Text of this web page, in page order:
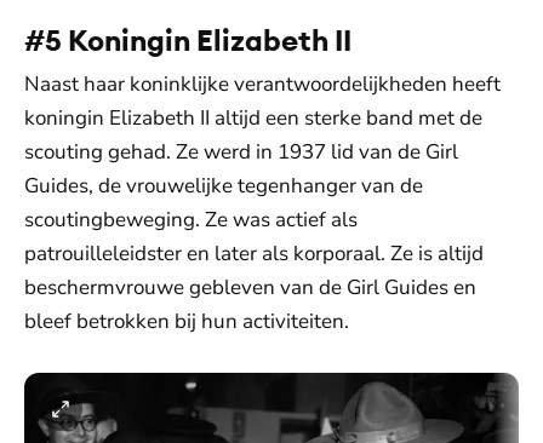
#5 Koningin Elizabeth II
Naast haar koninklijke verantwoordelijkheden heeft
koningin Elizabeth II altijd een sterke band met de
scouting gehad. Ze werd in 1937 lid van de Girl
Guides, de vrouwelijke tegenhanger van de
scoutingbeweging. Ze was actief als
patrouilleleidster en later als korporaal. Ze is altijd
beschermvrouwe gebleven van de Girl Guides en
bleef betrokken bij hun activiteiten.